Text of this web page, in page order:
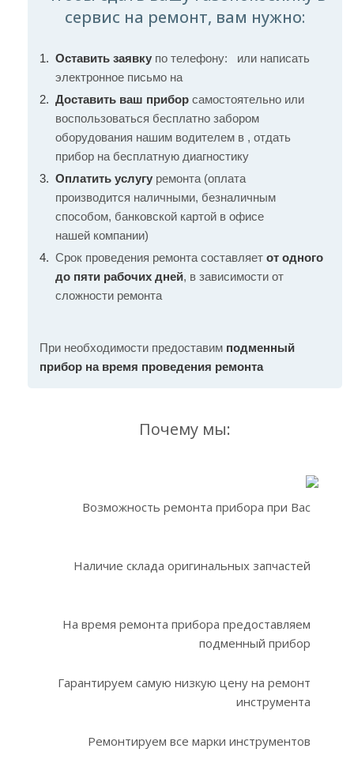
сервис на ремонт, вам нужно:
Оставить заявку по телефону:
или написать
электронное письмо на
Доставить ваш прибор самостоятельно или
воспользоваться бесплатно забором
оборудования нашим водителем в , отдать
прибор на бесплатную диагностику
Оплатить услугу ремонта (оплата
производится наличными, безналичным
способом, банковской картой в офисе
нашей компании)
Срок проведения ремонта составляет от одного
до пяти рабочих дней, в зависимости от
сложности ремонта
При необходимости предоставим подменный
прибор на время проведения ремонта
Почему мы:
Возможность ремонта прибора при Вас
Наличие склада оригинальных запчастей
На время ремонта прибора предоставляем
подменный прибор
Гарантируем самую низкую цену на ремонт
инструмента
Ремонтируем все марки инструментов